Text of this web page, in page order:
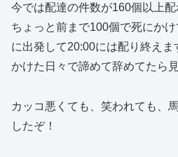
今では配達の件数が160個以上配
ちょっと前まで100個で死にか
に出発して20:00には配り終え
かけた日々で諦めて辞めてたら
カッコ悪くても、笑われても、
したぞ！